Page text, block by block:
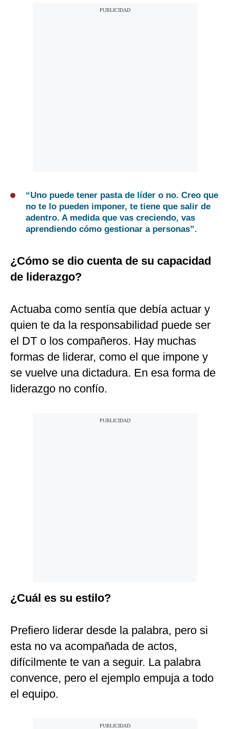
“Uno puede tener pasta de líder o no. Creo que
no te lo pueden imponer, te tiene que salir de
adentro. A medida que vas creciendo, vas
aprendiendo cómo gestionar a personas”.
¿Cómo se dio cuenta de su capacidad
de liderazgo?
Actuaba como sentía que debía actuar y
quien te da la responsabilidad puede ser
el DT o los compañeros. Hay muchas
formas de liderar, como el que impone y
se vuelve una dictadura. En esa forma de
liderazgo no confío.
¿Cuál es su estilo?
Prefiero liderar desde la palabra, pero si
esta no va acompañada de actos,
difícilmente te van a seguir. La palabra
convence, pero el ejemplo empuja a todo
el equipo.